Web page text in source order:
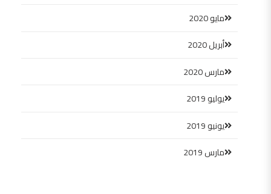
مايو 2020
أبريل 2020
مارس 2020
يوليو 2019
يونيو 2019
مارس 2019